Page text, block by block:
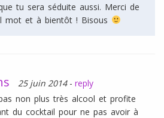
tu sera séduite aussi. Merci de
mot et à bientôt ! Bisous
25 juin 2014 - reply
non plus très alcool et profite
du cocktail pour ne pas avoir à